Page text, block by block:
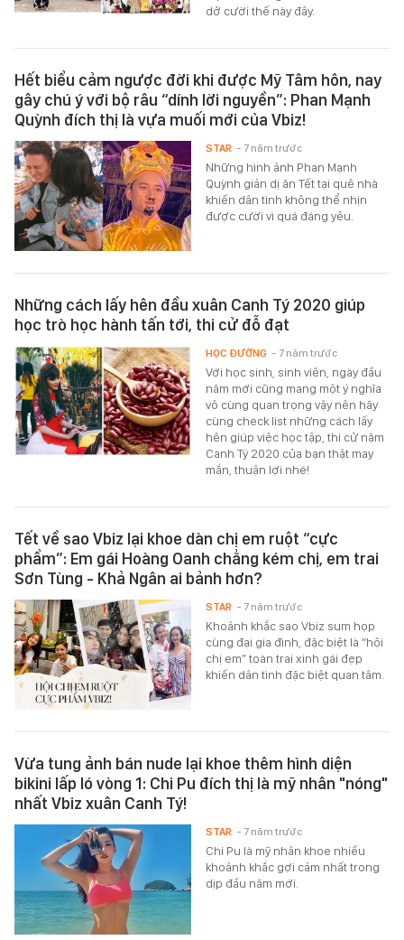
dở cười thế này đây.
Hết biểu cảm ngược đời khi được Mỹ Tâm hôn, nay
gây chú ý với bộ râu “dính lời nguyền”: Phan Mạnh
Quỳnh đích thị là vựa muối mới của Vbiz!
Những hình ảnh Phan Mạnh
Quỳnh giản dị ăn Tết tại quê nhà
khiến dân tình không thể nhịn
được cười vì quá đáng yêu.
STAR - 7 năm trước
Những cách lấy hên đầu xuân Canh Tý 2020 giúp
học trò học hành tấn tới, thi cử đỗ đạt
Với học sinh, sinh viên, ngày đầu
năm mới cũng mang một ý nghĩa
vô cùng quan trọng vậy nên hãy
cùng check list những cách lấy
hên giúp việc học tập, thi cử năm
Canh Tý 2020 của bạn thật may
mắn, thuận lợi nhé!
HỌC ĐƯỜNG - 7 năm trước
Tết về sao Vbiz lại khoe dàn chị em ruột “cực
phẩm”: Em gái Hoàng Oanh chẳng kém chị, em trai
Sơn Tùng - Khả Ngân ai bảnh hơn?
Khoảnh khắc sao Vbiz sum họp
cùng đại gia đình, đặc biệt là “hội
chị em” toàn trai xinh gái đẹp
khiến dân tình đặc biệt quan tâm.
STAR - 7 năm trước
Vừa tung ảnh bán nude lại khoe thêm hình diện
bikini lấp ló vòng 1: Chi Pu đích thị là mỹ nhân "nóng"
nhất Vbiz xuân Canh Tý!
Chi Pu là mỹ nhân khoe nhiều
khoảnh khắc gợi cảm nhất trong
dịp đầu năm mới.
STAR - 7 năm trước